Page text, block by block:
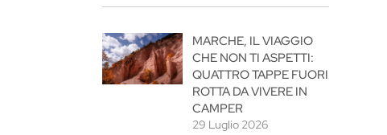
MARCHE, IL VIAGGIO
CHE NON TI ASPETTI:
QUATTRO TAPPE FUORI
ROTTA DA VIVERE IN
CAMPER
29 Luglio 2026